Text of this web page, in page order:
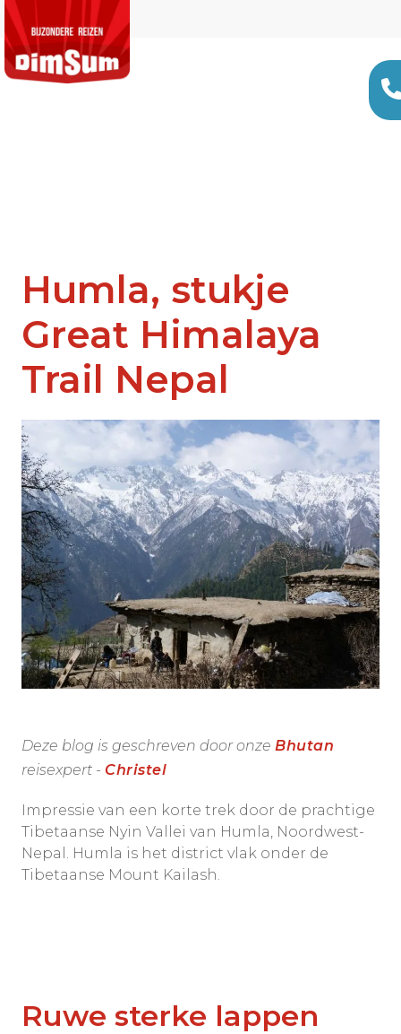
Humla, stukje
Great Himalaya
Trail Nepal
Deze blog is geschreven door onze Bhutan
reisexpert - Christel
Impressie van een korte trek door de prachtige
Tibetaanse Nyin Vallei van Humla, Noordwest-
Nepal. Humla is het district vlak onder de
Tibetaanse Mount Kailash.
Ruwe sterke lappen